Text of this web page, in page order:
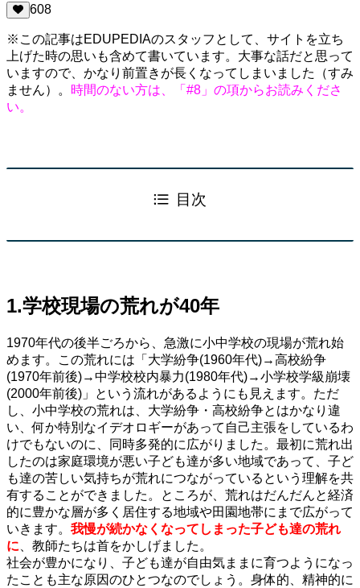
608
※この記事はEDUPEDIAのスタッフとして、サイトを立ち
上げた時の思いも含めて書いています。大事な話だと思って
いますので、かなり前置きが長くなってしまいました（すみ
ません）。 時間のない方は、「#8」の項からお読みくださ
い。
目次
1.学校現場の荒れが40年
1970年代の後半ごろから、急激に小中学校の現場が荒れ始
めます。この荒れには「大学紛争(1960年代)→高校紛争
(1970年前後)→中学校校内暴力(1980年代)→小学校学級崩壊
(2000年前後)」という流れがあるようにも見えます。ただ
し、小中学校の荒れは、大学紛争・高校紛争とはかなり違
い、何か特別なイデオロギーがあって自己主張をしているわ
けでもないのに、同時多発的に広がりました。最初に荒れ出
したのは家庭環境が悪い子ども達が多い地域であって、子ど
も達の苦しい気持ちが荒れにつながっているという理解を共
有することができました。ところが、荒れはだんだんと経済
的に豊かな層が多く居住する地域や田園地帯にまで広がって
いきます。 我慢が続かなくなってしまった子ども達の荒れ
に 、教師たちは首をかしげました。
社会が豊かになり、子ども達が自由気ままに育つようになっ
たことも主な原因のひとつなのでしょう。身体的、精神的に